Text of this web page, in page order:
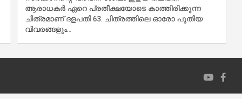
ആരാധകര്‍ ഏറെ പ്രതീക്ഷയോടെ കാത്തിരിക്കുന്ന
ചിത്രമാണ് ദളപതി 63. ചിത്രത്തിലെ ഓരോ പുതിയ
വിവരങ്ങളും…